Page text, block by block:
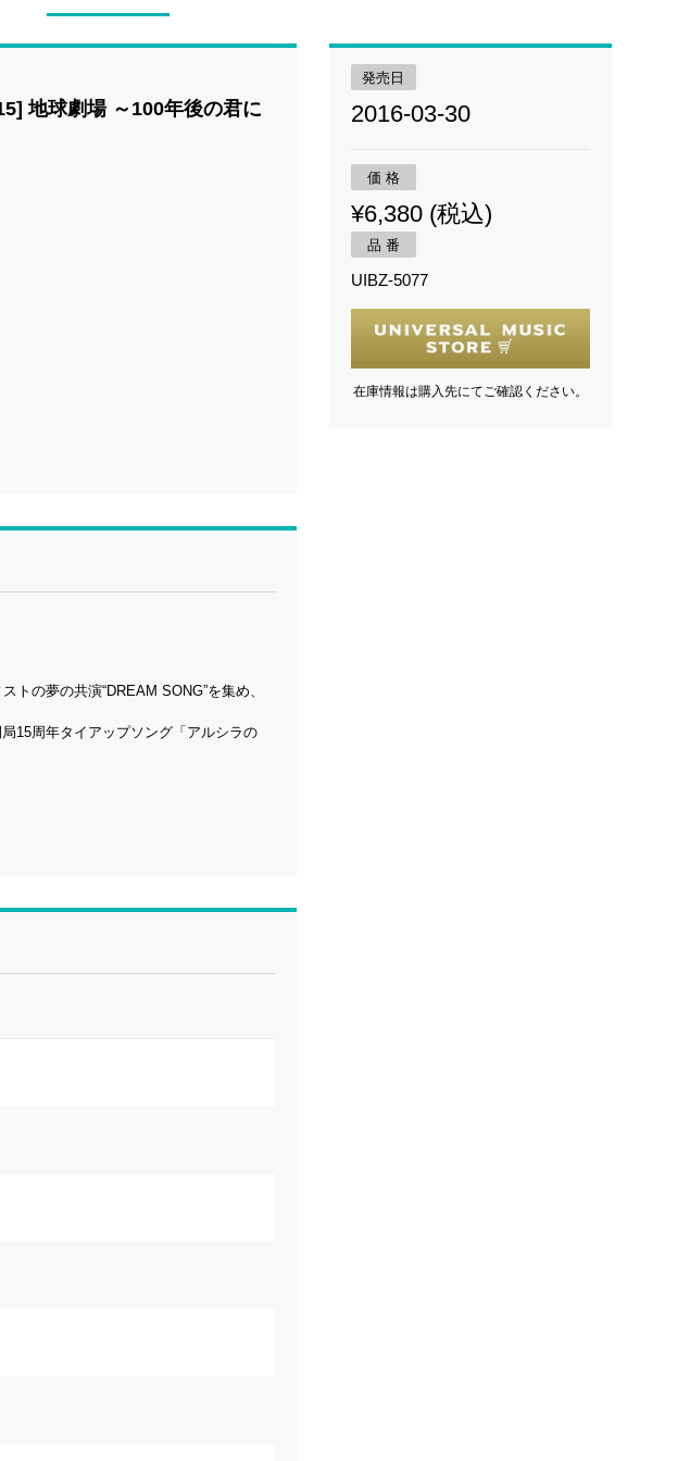
地球劇場 ～100年後の君に
の夢の共演“DREAM SONG”を集め、
15周年タイアップソング「アルシラの
発売日
2016-03-30
価 格
¥6,380 (税込)
品 番
UIBZ-5077
在庫情報は購入先にてご確認ください。